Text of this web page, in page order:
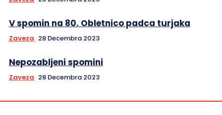
V spomin na 80. Obletnico padca turjaka
Zaveza 28 Decembra 2023
Nepozabljeni spomini
Zaveza 28 Decembra 2023